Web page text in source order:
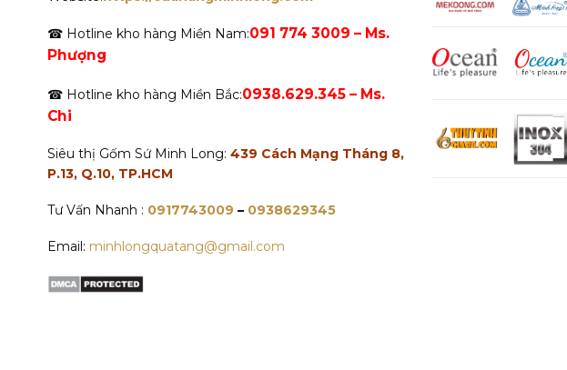
☎ Hotline kho hàng Miền Nam:091 774 3009 – Ms.
Phượng
☎ Hotline kho hàng Miền Bắc:0938.629.345 – Ms.
Chi
Siêu thị Gốm Sứ Minh Long: 439 Cách Mạng Tháng 8,
P.13, Q.10, TP.HCM
Tư Vấn Nhanh : 0917743009 – 0938629345
Email: minhlongquatang@gmail.com